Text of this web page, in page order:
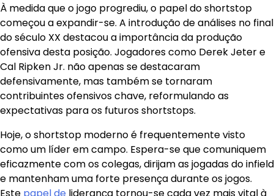
À medida que o jogo progrediu, o papel do shortstop
começou a expandir-se. A introdução de análises no final
do século XX destacou a importância da produção
ofensiva desta posição. Jogadores como Derek Jeter e
Cal Ripken Jr. não apenas se destacaram
defensivamente, mas também se tornaram
contribuintes ofensivos chave, reformulando as
expectativas para os futuros shortstops.
Hoje, o shortstop moderno é frequentemente visto
como um líder em campo. Espera-se que comuniquem
eficazmente com os colegas, dirijam as jogadas do infield
e mantenham uma forte presença durante os jogos.
Este papel de liderança tornou-se cada vez mais vital à